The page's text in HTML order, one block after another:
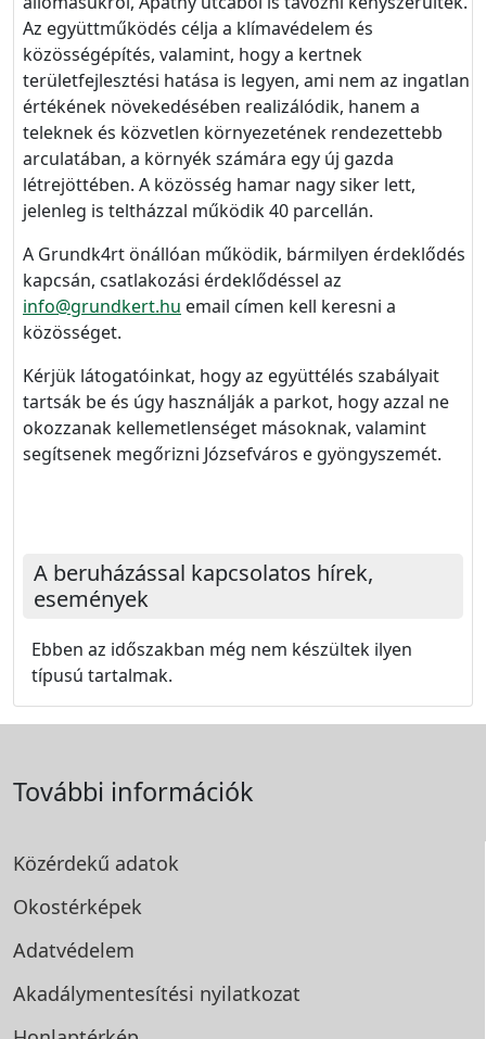
Az együttműködés célja a klímavédelem és
közösségépítés, valamint, hogy a kertnek
területfejlesztési hatása is legyen, ami nem az ingatlan
értékének növekedésében realizálódik, hanem a
teleknek és közvetlen környezetének rendezettebb
arculatában, a környék számára egy új gazda
létrejöttében. A közösség hamar nagy siker lett,
jelenleg is teltházzal működik 40 parcellán.
A Grundk4rt önállóan működik, bármilyen érdeklődés
kapcsán, csatlakozási érdeklődéssel az
info@grundkert.hu email címen kell keresni a
közösséget.
Kérjük látogatóinkat, hogy az együttélés szabályait
tartsák be és úgy használják a parkot, hogy azzal ne
okozzanak kellemetlenséget másoknak, valamint
segítsenek megőrizni Józsefváros e gyöngyszemét.
A beruházással kapcsolatos hírek,
események
Ebben az időszakban még nem készültek ilyen
típusú tartalmak.
További információk
Közérdekű adatok
Okostérképek
Adatvédelem
Akadálymentesítési nyilatkozat